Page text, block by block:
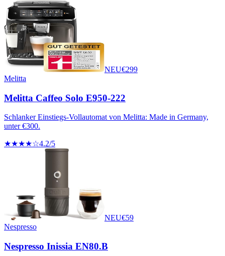
NEU€299
Melitta
Melitta Caffeo Solo E950-222
Schlanker Einstiegs-Vollautomat von Melitta: Made in Germany,
unter €300.
★★★★☆4.2/5
NEU€59
Nespresso
Nespresso Inissia EN80.B